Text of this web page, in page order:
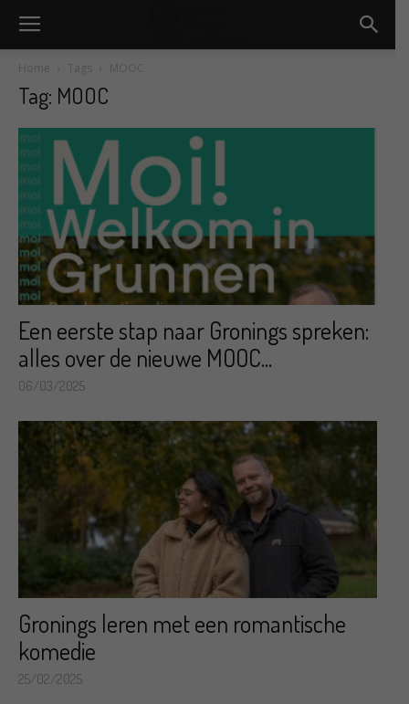
Home Tags MOOC
Tag: MOOC
Een eerste stap naar Gronings spreken:
alles over de nieuwe MOOC...
06/03/2025
Gronings leren met een romantische
komedie
25/02/2025